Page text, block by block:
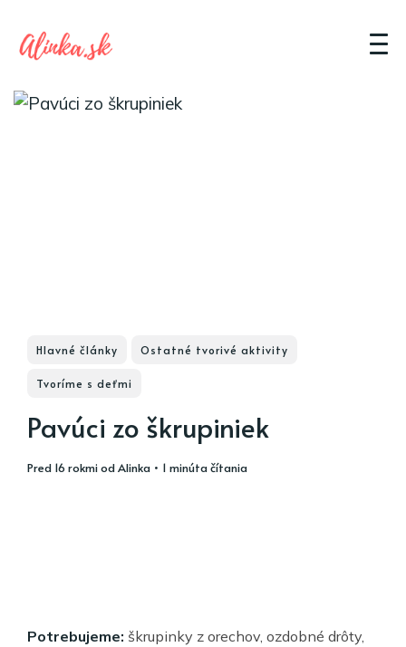
Hlavné články Ostatné tvorivé aktivity
Tvoríme s deťmi
Pavúci zo škrupiniek
pred 16 rokmiodAlinka • 1 minúta čítania
Potrebujeme: škrupinky z orechov, ozdobné drôty,